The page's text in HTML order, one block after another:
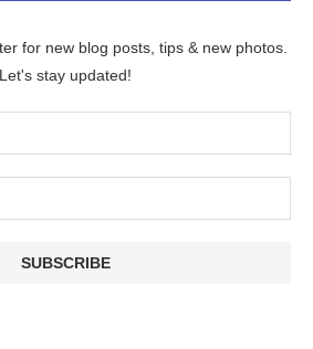
for new blog posts, tips & new photos.
Let's stay updated!